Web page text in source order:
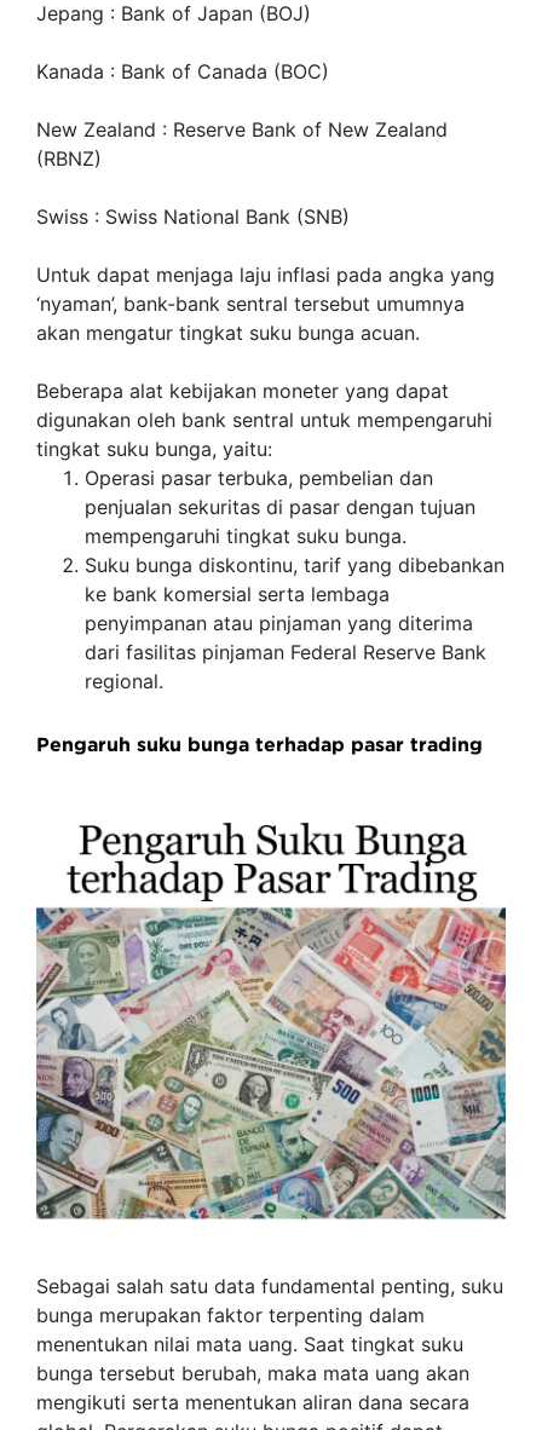
Jepang : Bank of Japan (BOJ)
Kanada : Bank of Canada (BOC)
New Zealand : Reserve Bank of New Zealand
(RBNZ)
Swiss : Swiss National Bank (SNB)
Untuk dapat menjaga laju inflasi pada angka yang
‘nyaman’, bank-bank sentral tersebut umumnya
akan mengatur tingkat suku bunga acuan.
Beberapa alat kebijakan moneter yang dapat
digunakan oleh bank sentral untuk mempengaruhi
tingkat suku bunga, yaitu:
Operasi pasar terbuka, pembelian dan
penjualan sekuritas di pasar dengan tujuan
mempengaruhi tingkat suku bunga.
Suku bunga diskontinu, tarif yang dibebankan
ke bank komersial serta lembaga
penyimpanan atau pinjaman yang diterima
dari fasilitas pinjaman Federal Reserve Bank
regional.
Pengaruh suku bunga terhadap pasar trading
Sebagai salah satu data fundamental penting, suku
bunga merupakan faktor terpenting dalam
menentukan nilai mata uang. Saat tingkat suku
bunga tersebut berubah, maka mata uang akan
mengikuti serta menentukan aliran dana secara